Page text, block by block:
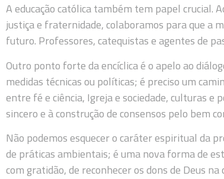
A educação católica também tem papel crucial.
justiça e fraternidade, colaboramos para que a
futuro. Professores, catequistas e agentes de
Outro ponto forte da encíclica é o apelo ao
medidas técnicas ou políticas; é preciso um
entre fé e ciência, Igreja e sociedade, culturas e
sincero e à construção de consensos pelo bem
Não podemos esquecer o caráter espiritual da
de práticas ambientais; é uma nova forma de
com gratidão, de reconhecer os dons de Deus